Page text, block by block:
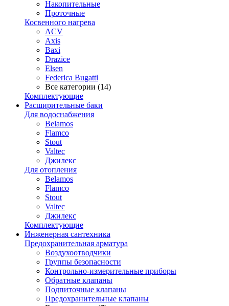
Накопительные
Проточные
Косвенного нагрева
ACV
Axis
Baxi
Drazice
Elsen
Federica Bugatti
Все категории (14)
Комплектующие
Расширительные баки
Для водоснабжения
Belamos
Flamco
Stout
Valtec
Джилекс
Для отопления
Belamos
Flamco
Stout
Valtec
Джилекс
Комплектующие
Инженерная сантехника
Предохранительная арматура
Воздухоотводчики
Группы безопасности
Контрольно-измерительные приборы
Обратные клапаны
Подпиточные клапаны
Предохранительные клапаны